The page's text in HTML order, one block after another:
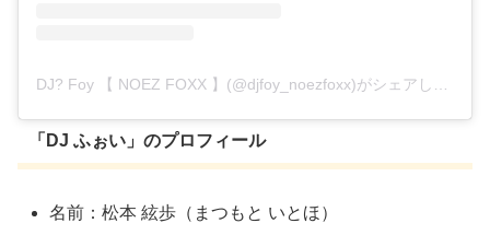
「 DJ ふぉい」のプロフィール
名前：松本 絃歩（まつもと いとほ）